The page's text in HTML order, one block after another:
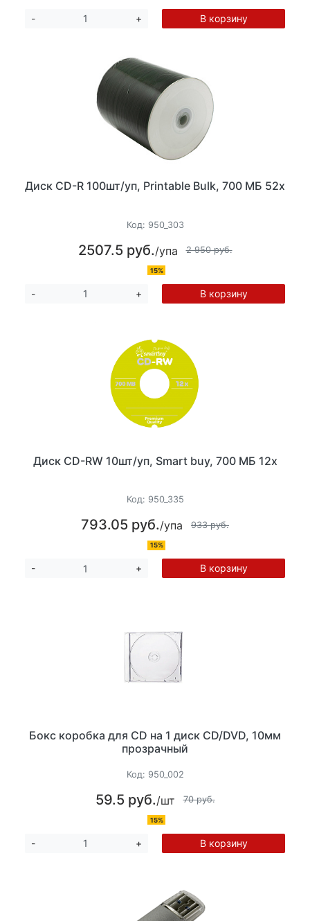
- + В корзину
Диск CD-R 100шт/уп, Printable Bulk, 700 МБ 52х
Код: 950_303
2507.5 руб./упа 2 950 руб.
15%
- + В корзину
Диск CD-RW 10шт/уп, Smart buy, 700 МБ 12х
Код: 950_335
793.05 руб./упа 933 руб.
15%
- + В корзину
Бокс коробка для СD на 1 диск CD/DVD, 10мм
прозрачный
Код: 950_002
59.5 руб./шт 70 руб.
15%
- + В корзину